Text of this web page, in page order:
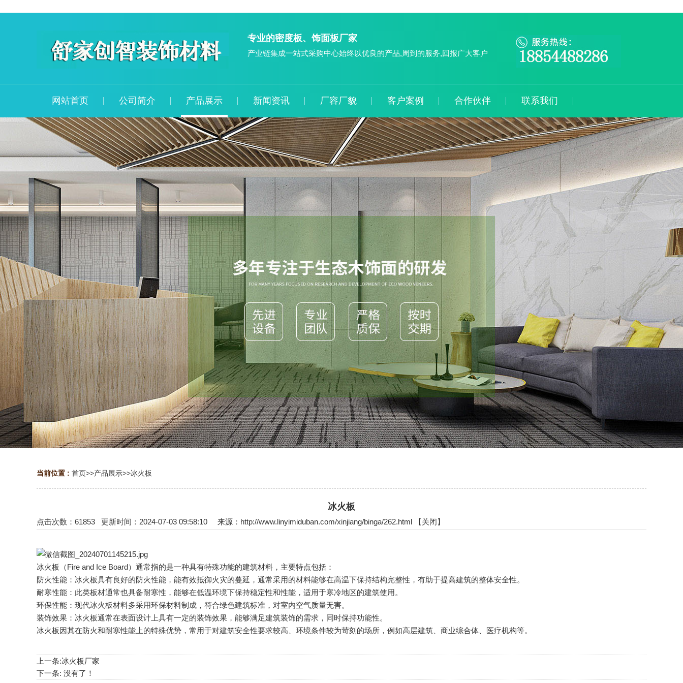
专业的密度板、饰面板厂家
产业链集成一站式采购中心始终以优良的产品,周到的服务,回报广大客户
网站首页 公司简介 产品展示 新闻资讯 厂容厂貌 客户案例 合作伙伴 联系我们
当前位置 : 首页>>产品展示>>冰火板
冰火板
点击次数： 61853 更新时间：2024-07-03 09:58:10 来源：http://www.linyimiduban.com/xinjiang/binga/262.html 【关闭】
冰火板（Fire and Ice Board）通常指的是一种具有特殊功能的建筑材料，主要特点包括：
防火性能：冰火板具有良好的防火性能，能有效抵御火灾的蔓延，通常采用的材料能够在高温下保持结构完整性，有助于提高建筑的整体安全性。
耐寒性能：此类板材通常也具备耐寒性，能够在低温环境下保持稳定性和性能，适用于寒冷地区的建筑使用。
环保性能：现代冰火板材料多采用环保材料制成，符合绿色建筑标准，对室内空气质量无害。
装饰效果：冰火板通常在表面设计上具有一定的装饰效果，能够满足建筑装饰的需求，同时保持功能性。
冰火板因其在防火和耐寒性能上的特殊优势，常用于对建筑安全性要求较高、环境条件较为苛刻的场所，例如高层建筑、商业综合体、医疗机构等。
上一条:冰火板厂家
下一条: 没有了！